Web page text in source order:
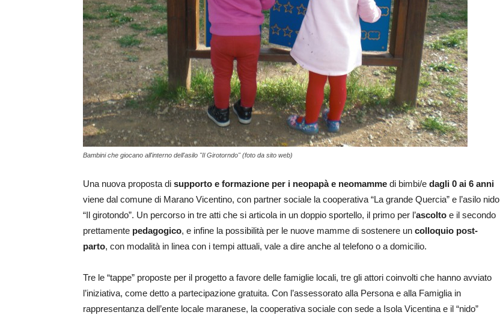
Bambini che giocano all'interno dell'asilo "Il Girotorndo" (foto da sito web)
Una nuova proposta di supporto e formazione per i neopapà e neomamme di bimbi/e dagli 0 ai 6 anni
viene dal comune di Marano Vicentino, con partner sociale la cooperativa “La grande Quercia” e l’asilo nido
“Il girotondo”. Un percorso in tre atti che si articola in un doppio sportello, il primo per l’ascolto e il secondo
prettamente pedagogico, e infine la possibilità per le nuove mamme di sostenere un colloquio post-
parto, con modalità in linea con i tempi attuali, vale a dire anche al telefono o a domicilio.
Tre le “tappe” proposte per il progetto a favore delle famiglie locali, tre gli attori coinvolti che hanno avviato
l’iniziativa, come detto a partecipazione gratuita. Con l’assessorato alla Persona e alla Famiglia in
rappresentanza dell’ente locale maranese, la cooperativa sociale con sede a Isola Vicentina e il “nido”